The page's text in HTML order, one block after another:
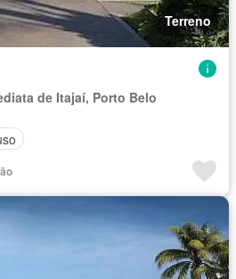
Terreno
de Itajaí, Porto Belo